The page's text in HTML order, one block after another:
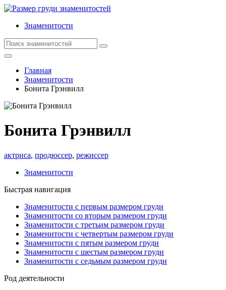
Знаменитости
Главная
Знаменитости
Бонита Грэнвилл
Бонита Грэнвилл
актриса, продюссер, режиссер
Знаменитости
Быстрая навигация
Знаменитости с первым размером груди
Знаменитости со вторым размером груди
Знаменитости с третьим размером груди
Знаменитости с четвертым размером груди
Знаменитости с пятым размером груди
Знаменитости с шестым размером груди
Знаменитости с седьмым размером груди
Род деятельности